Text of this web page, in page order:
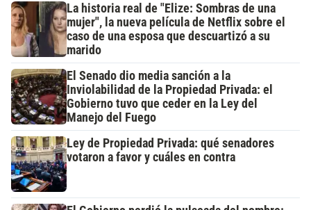
La historia real de "Elize: Sombras de una
mujer", la nueva película de Netflix sobre el
caso de una esposa que descuartizó a su
marido
El Senado dio media sanción a la
Inviolabilidad de la Propiedad Privada: el
Gobierno tuvo que ceder en la Ley del
Manejo del Fuego
Ley de Propiedad Privada: qué senadores
votaron a favor y cuáles en contra